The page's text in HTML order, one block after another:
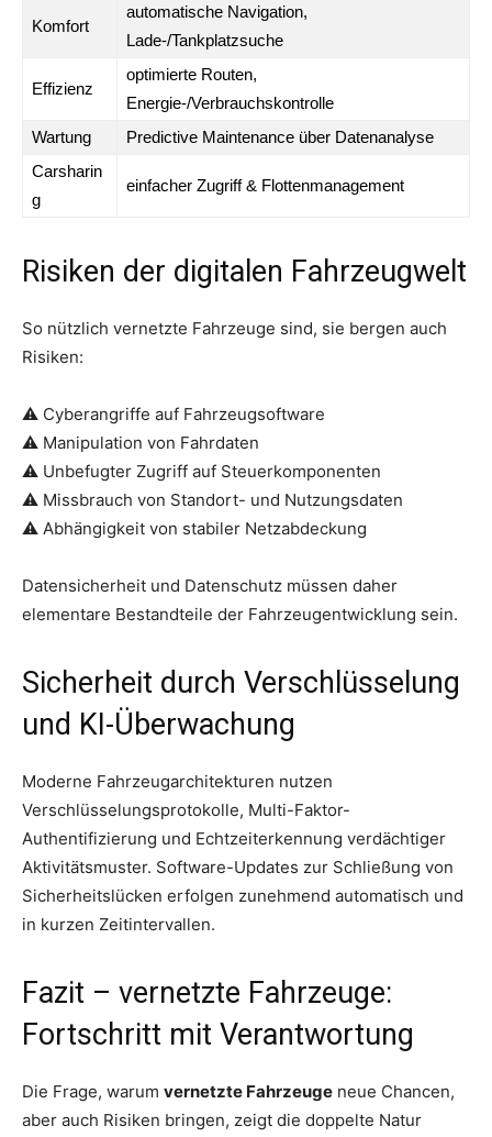
Komfort
automatische Navigation,
Lade-/Tankplatzsuche
Effizienz
optimierte Routen,
Energie-/Verbrauchskontrolle
Wartung
Predictive Maintenance über Datenanalyse
Carsharin
g
einfacher Zugriff & Flottenmanagement
Risiken der digitalen Fahrzeugwelt
So nützlich vernetzte Fahrzeuge sind, sie bergen auch
Risiken:
⚠ Cyberangriffe auf Fahrzeugsoftware
⚠ Manipulation von Fahrdaten
⚠ Unbefugter Zugriff auf Steuerkomponenten
⚠ Missbrauch von Standort- und Nutzungsdaten
⚠ Abhängigkeit von stabiler Netzabdeckung
Datensicherheit und Datenschutz müssen daher
elementare Bestandteile der Fahrzeugentwicklung sein.
Sicherheit durch Verschlüsselung
und KI-Überwachung
Moderne Fahrzeugarchitekturen nutzen
Verschlüsselungsprotokolle, Multi-Faktor-
Authentifizierung und Echtzeiterkennung verdächtiger
Aktivitätsmuster. Software-Updates zur Schließung von
Sicherheitslücken erfolgen zunehmend automatisch und
in kurzen Zeitintervallen.
Fazit – vernetzte Fahrzeuge:
Fortschritt mit Verantwortung
Die Frage, warum vernetzte Fahrzeuge neue Chancen,
aber auch Risiken bringen, zeigt die doppelte Natur